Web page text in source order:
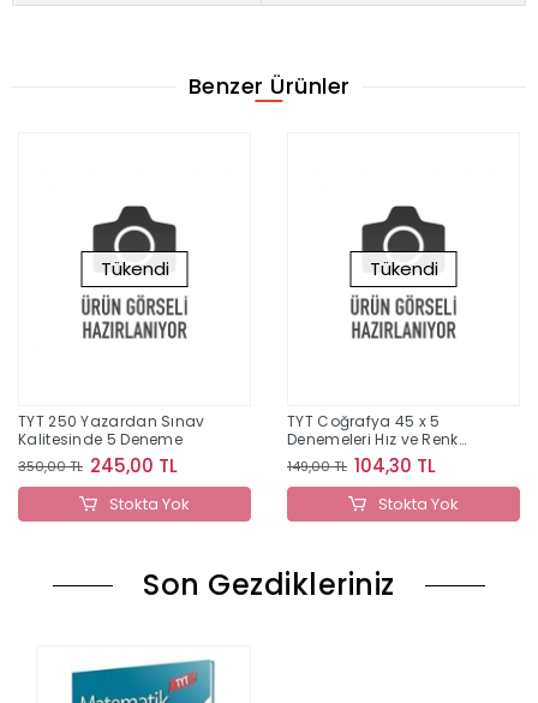
Benzer Ürünler
Tükendi
TYT 250 Yazardan Sınav
Kalitesinde 5 Deneme
350,00 TL 245,00 TL
Stokta Yok
Tükendi
TYT Coğrafya 45 x 5
Denemeleri Hız ve Renk
Yayınları
149,00 TL 104,30 TL
Stokta Yok
Son Gezdikleriniz